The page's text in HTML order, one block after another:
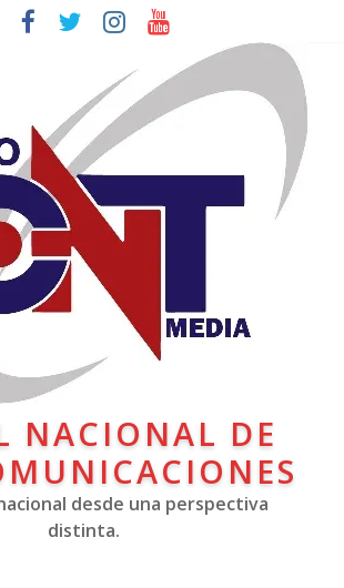
NACIONAL DE
desde una perspectiva
distinta.